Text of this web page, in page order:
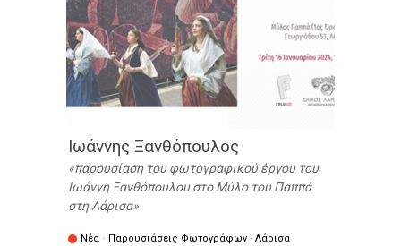
Ιωάννης Ξανθόπουλος
παρουσίαση του φωτογραφικού έργου του
Ιωάννη Ξανθόπουλου στο Μύλο του Παππά
στη Λάρισα
Νέα · Παρουσιάσεις Φωτογράφων · Λάρισα